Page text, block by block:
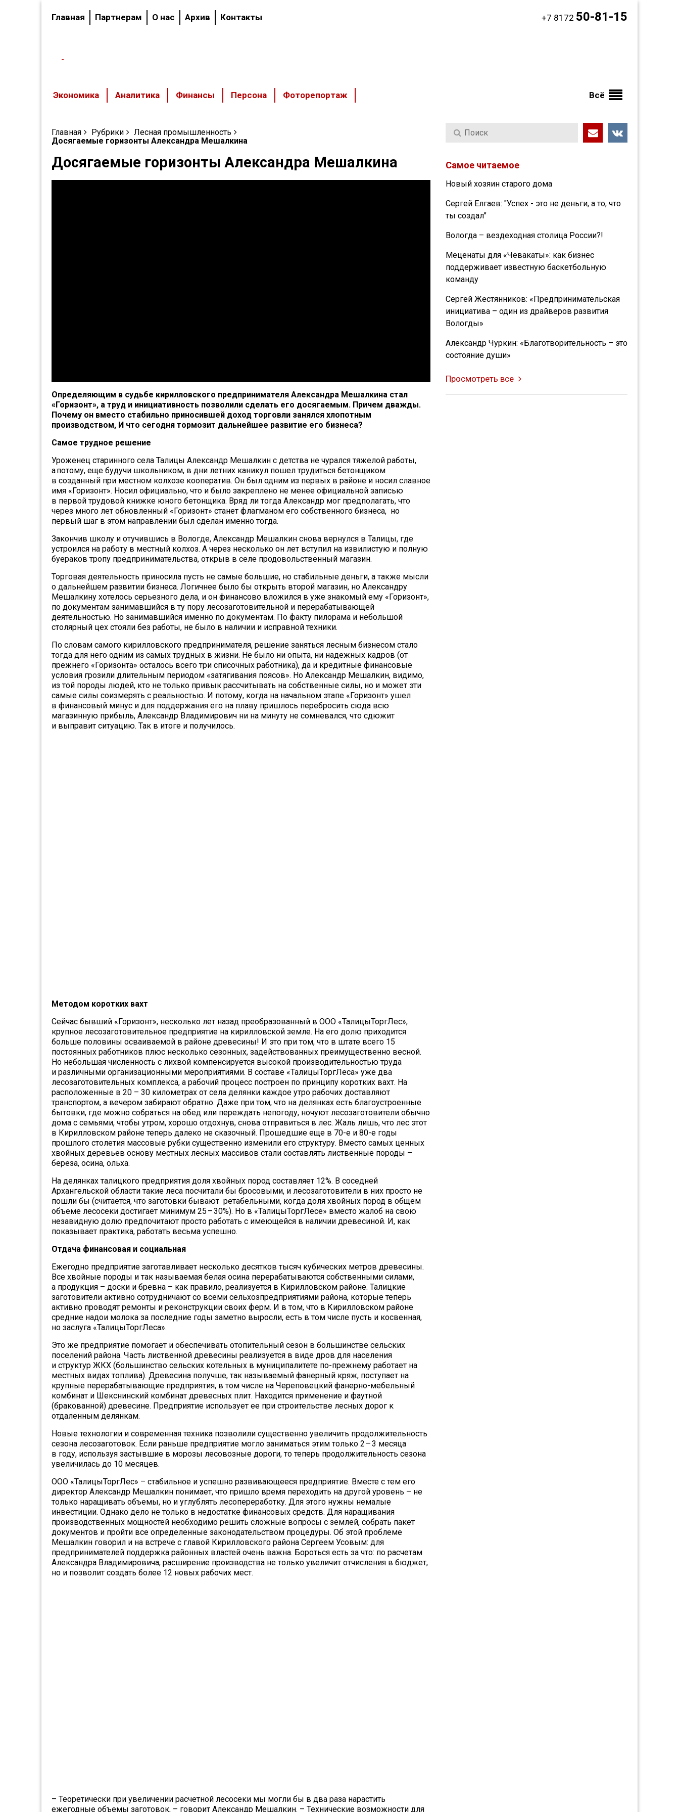
Главная Партнерам О нас Архив Контакты +7 8172 50-81-15
Экономика Аналитика Финансы Персона Фоторепортаж Всё
Главная Рубрики
Лесная промышленность
Досягаемые горизонты Александра Мешалкина
Досягаемые горизонты Александра Мешалкина
Определяющим в судьбе кирилловского предпринимателя Александра Мешалкина стал
«Горизонт», а труд и инициативность позволили сделать его досягаемым. Причем дважды.
Почему он вместо стабильно приносившей доход торговли занялся хлопотным
производством, И что сегодня тормозит дальнейшее развитие его бизнеса?
Самое трудное решение
Уроженец старинного села Талицы Александр Мешалкин с детства не чурался тяжелой работы,
а потому, еще будучи школьником, в дни летних каникул пошел трудиться бетонщиком
в созданный при местном колхозе кооператив. Он был одним из первых в районе и носил славное
имя «Горизонт». Носил официально, что и было закреплено не менее официальной записью
в первой трудовой книжке юного бетонщика. Вряд ли тогда Александр мог предполагать, что
через много лет обновленный «Горизонт» станет флагманом его собственного бизнеса, но
первый шаг в этом направлении был сделан именно тогда.
Закончив школу и отучившись в Вологде, Александр Мешалкин снова вернулся в Талицы, где
устроился на работу в местный колхоз. А через несколько он лет вступил на извилистую и полную
буераков тропу предпринимательства, открыв в селе продовольственный магазин.
Торговая деятельность приносила пусть не самые большие, но стабильные деньги, а также мысли
о дальнейшем развитии бизнеса. Логичнее было бы открыть второй магазин, но Александру
Мешалкину хотелось серьезного дела, и он финансово вложился в уже знакомый ему «Горизонт»,
по документам занимавшийся в ту пору лесозаготовительной и перерабатывающей
деятельностью. Но занимавшийся именно по документам. По факту пилорама и небольшой
столярный цех стояли без работы, не было в наличии и исправной техники.
По словам самого кирилловского предпринимателя, решение заняться лесным бизнесом стало
тогда для него одним из самых трудных в жизни. Не было ни опыта, ни надежных кадров (от
прежнего «Горизонта» осталось всего три списочных работника), да и кредитные финансовые
условия грозили длительным периодом «затягивания поясов». Но Александр Мешалкин, видимо,
из той породы людей, кто не только привык рассчитывать на собственные силы, но и может эти
самые силы соизмерять с реальностью. И потому, когда на начальном этапе «Горизонт» ушел
в финансовый минус и для поддержания его на плаву пришлось перебросить сюда всю
магазинную прибыль, Александр Владимирович ни на минуту не сомневался, что сдюжит
и выправит ситуацию. Так в итоге и получилось.
Методом коротких вахт
Сейчас бывший «Горизонт», несколько лет назад преобразованный в ООО «ТалицыТоргЛес»,
крупное лесозаготовительное предприятие на кирилловской земле. На его долю приходится
больше половины осваиваемой в районе древесины! И это при том, что в штате всего 15
постоянных работников плюс несколько сезонных, задействованных преимущественно весной.
Но небольшая численность с лихвой компенсируется высокой производительностью труда
и различными организационными мероприятиями. В составе «ТалицыТоргЛеса» уже два
лесозаготовительных комплекса, а рабочий процесс построен по принципу коротких вахт. На
расположенные в 20 – 30 километрах от села делянки каждое утро рабочих доставляют
транспортом, а вечером забирают обратно. Даже при том, что на делянках есть благоустроенные
бытовки, где можно собраться на обед или переждать непогоду, ночуют лесозаготовители обычно
дома с семьями, чтобы утром, хорошо отдохнув, снова отправиться в лес. Жаль лишь, что лес этот
в Кирилловском районе теперь далеко не сказочный. Прошедшие еще в 70-е и 80-е годы
прошлого столетия массовые рубки существенно изменили его структуру. Вместо самых ценных
хвойных деревьев основу местных лесных массивов стали составлять лиственные породы –
береза, осина, ольха.
На делянках талицкого предприятия доля хвойных пород составляет 12%. В соседней
Архангельской области такие леса посчитали бы бросовыми, и лесозаготовители в них просто не
пошли бы (считается, что заготовки бывают ретабельными, когда доля хвойных пород в общем
объеме лесосеки достигает минимум 25 – 30%). Но в «ТалицыТоргЛесе» вместо жалоб на свою
незавидную долю предпочитают просто работать с имеющейся в наличии древесиной. И, как
показывает практика, работать весьма успешно.
Отдача финансовая и социальная
Ежегодно предприятие заготавливает несколько десятков тысяч кубических метров древесины.
Все хвойные породы и так называемая белая осина перерабатываются собственными силами,
а продукция – доски и бревна – как правило, реализуется в Кирилловском районе. Талицкие
заготовители активно сотрудничают со всеми сельхозпредприятиями района, которые теперь
активно проводят ремонты и реконструкции своих ферм. И в том, что в Кирилловском районе
средние надои молока за последние годы заметно выросли, есть в том числе пусть и косвенная,
но заслуга «ТалицыТоргЛеса».
Это же предприятие помогает и обеспечивать отопительный сезон в большинстве сельских
поселений района. Часть лиственной древесины реализуется в виде дров для населения
и структур ЖКХ (большинство сельских котельных в муниципалитете по-прежнему работает на
местных видах топлива). Древесина получше, так называемый фанерный кряж, поступает на
крупные перерабатывающие предприятия, в том числе на Череповецкий фанерно-мебельный
комбинат и Шекснинский комбинат древесных плит. Находится применение и фаутной
(бракованной) древесине. Предприятие использует ее при строительстве лесных дорог к
отдаленным делянкам.
Новые технологии и современная техника позволили существенно увеличить продолжительность
сезона лесозаготовок. Если раньше предприятие могло заниматься этим только 2 – 3 месяца
в году, используя застывшие в морозы лесовозные дороги, то теперь продолжительность сезона
увеличилась до 10 месяцев.
ООО «ТалицыТоргЛес» – стабильное и успешно развивающееся предприятие. Вместе с тем его
директор Александр Мешалкин понимает, что пришло время переходить на другой уровень – не
только наращивать объемы, но и углублять лесопереработку. Для этого нужны немалые
инвестиции. Однако дело не только в недостатке финансовых средств. Для наращивания
производственных мощностей необходимо решить сложные вопросы с землей, собрать пакет
документов и пройти все определенные законодательством процедуры. Об этой проблеме
Мешалкин говорил и на встрече с главой Кирилловского района Сергеем Усовым: для
предпринимателей поддержка районных властей очень важна. Бороться есть за что: по расчетам
Александра Владимировича, расширение производства не только увеличит отчисления в бюджет,
но и позволит создать более 12 новых рабочих мест.
– Теоретически при увеличении расчетной лесосеки мы могли бы в два раза нарастить
ежегодные объемы заготовок, – говорит Александр Мешалкин. – Технические возможности для
Самое читаемое
Новый хозяин старого дома
Сергей Елгаев: "Успех - это не деньги, а то, что
ты создал"
Вологда – вездеходная столица России?!
Меценаты для «Чевакаты»: как бизнес
поддерживает известную баскетбольную
команду
Сергей Жестянников: «Предпринимательская
инициатива – один из драйверов развития
Вологды»
Александр Чуркин: «Благотворительность – это
состояние души»
Просмотреть все